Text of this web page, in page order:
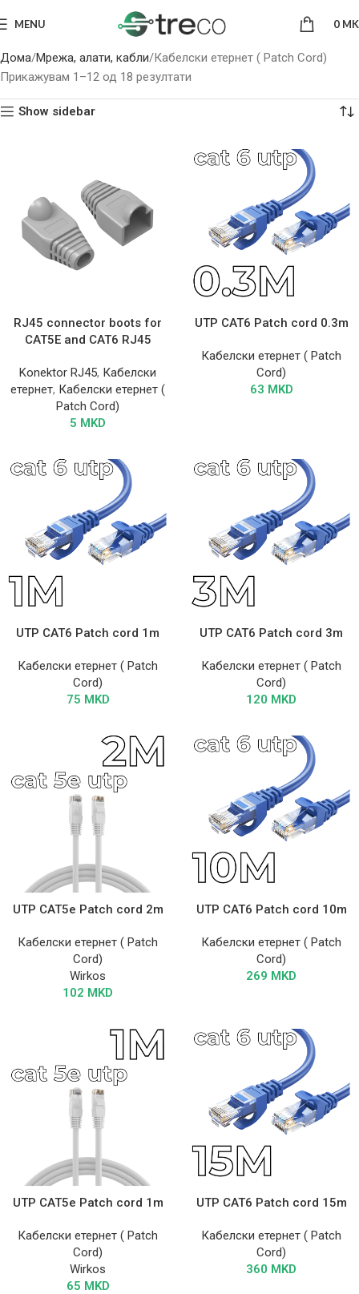
MENU 0
Дома Мрежа, алати, кабли Кабелски етернет ( Patch Cord)
Прикажувам 1–12 од 18 резултати
Show sidebar
RJ45 connector boots for
CAT5E and CAT6 RJ45
Konektor RJ45, Кабелски
етернет, Кабелски етернет (
Patch Cord)
5 MKD
UTP CAT6 Patch cord 0.3m
Кабелски етернет ( Patch
Cord)
63 MKD
UTP CAT6 Patch cord 1m
Кабелски етернет ( Patch
Cord)
75 MKD
UTP CAT6 Patch cord 3m
Кабелски етернет ( Patch
Cord)
120 MKD
UTP CAT5e Patch cord 2m
Кабелски етернет ( Patch
Cord)
Wirkos
102 MKD
UTP CAT6 Patch cord 10m
Кабелски етернет ( Patch
Cord)
269 MKD
UTP CAT5e Patch cord 1m
Кабелски етернет ( Patch
Cord)
Wirkos
65 MKD
UTP CAT6 Patch cord 15m
Кабелски етернет ( Patch
Cord)
360 MKD